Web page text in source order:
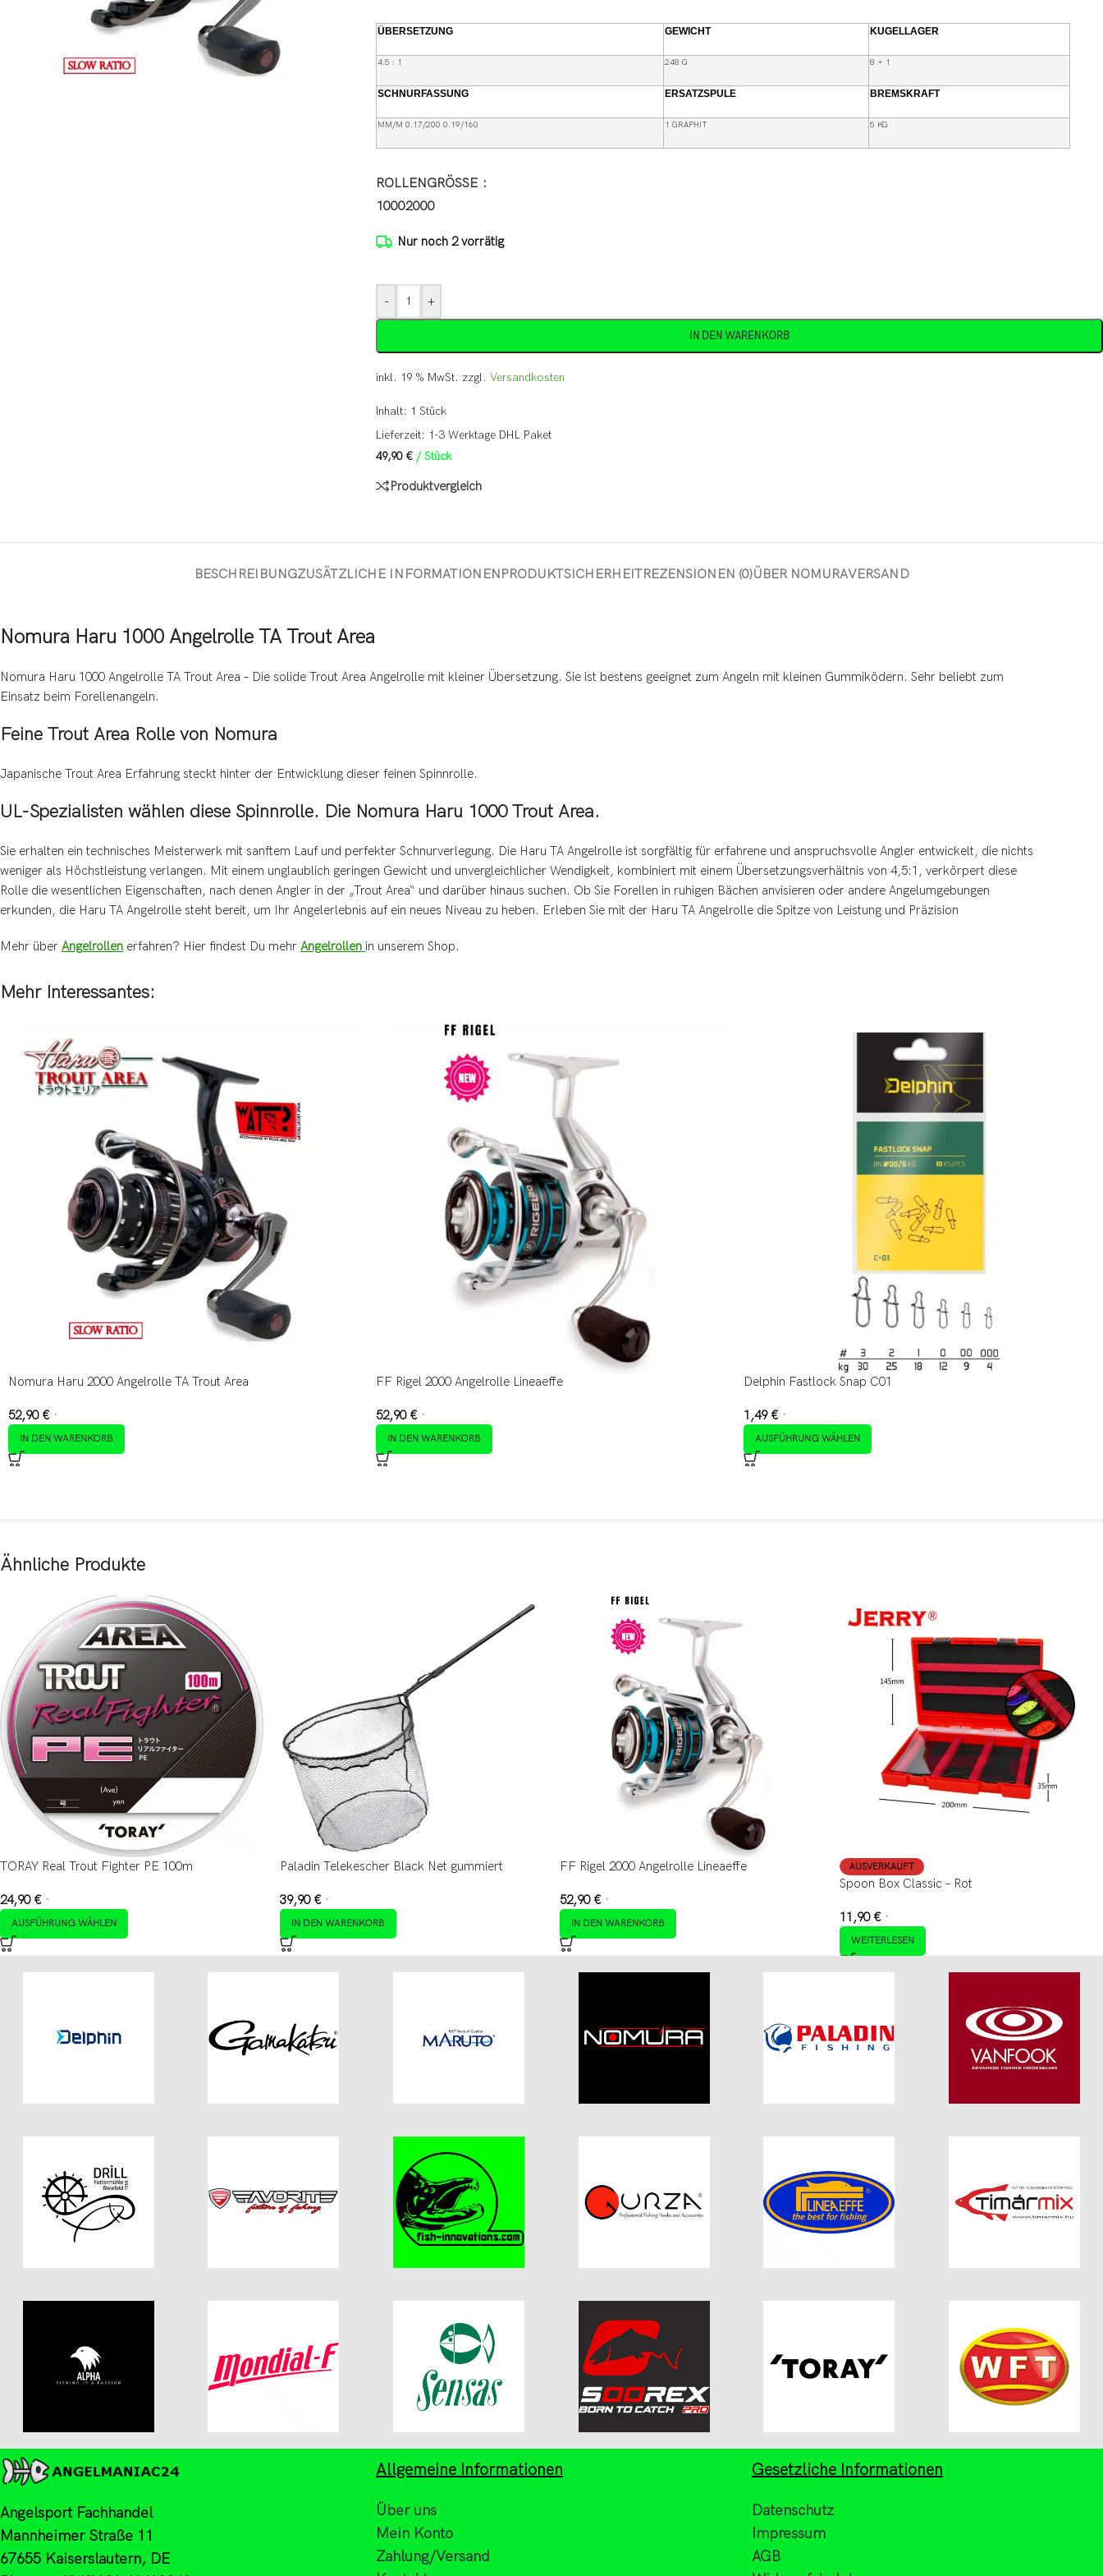
ÜBERSETZUNG GEWICHT KUGELLAGER
4.5 : 1 248 G 8 + 1
SCHNURFASSUNG ERSATZSPULE BREMSKRAFT
MM/M 0.17/200 0.19/160 1 GRAPHIT 5 KG
ROLLENGRÖSSE
10002000
Nur noch 2 vorrätig
- +
IN DEN WARENKORB
inkl. 19 % MwSt. zzgl. Versandkosten
Inhalt: 1 Stück
Lieferzeit: 1-3 Werktage DHL Paket
49,90 € / Stück
Produktvergleich
BESCHREIBUNGZUSÄTZLICHE INFORMATIONENPRODUKTSICHERHEITREZENSIONEN (0)ÜBER NOMURAVERSAND
Nomura Haru 1000 Angelrolle TA Trout Area
Nomura Haru 1000 Angelrolle TA Trout Area – Die solide Trout Area Angelrolle mit kleiner Übersetzung. Sie ist bestens geeignet zum Angeln mit kleinen Gummiködern. Sehr beliebt zum
Einsatz beim Forellenangeln.
Feine Trout Area Rolle von Nomura
Japanische Trout Area Erfahrung steckt hinter der Entwicklung dieser feinen Spinnrolle.
UL-Spezialisten wählen diese Spinnrolle. Die Nomura Haru 1000 Trout Area.
Sie erhalten ein technisches Meisterwerk mit sanftem Lauf und perfekter Schnurverlegung. Die Haru TA Angelrolle ist sorgfältig für erfahrene und anspruchsvolle Angler entwickelt, die nichts
weniger als Höchstleistung verlangen. Mit einem unglaublich geringen Gewicht und unvergleichlicher Wendigkeit, kombiniert mit einem Übersetzungsverhältnis von 4,5:1, verkörpert diese
Rolle die wesentlichen Eigenschaften, nach denen Angler in der „Trout Area“ und darüber hinaus suchen. Ob Sie Forellen in ruhigen Bächen anvisieren oder andere Angelumgebungen
erkunden, die Haru TA Angelrolle steht bereit, um Ihr Angelerlebnis auf ein neues Niveau zu heben. Erleben Sie mit der Haru TA Angelrolle die Spitze von Leistung und Präzision
Mehr über Angelrollen erfahren? Hier findest Du mehr Angelrollen in unserem Shop.
Mehr Interessantes:
Nomura Haru 2000 Angelrolle TA Trout Area
52,90 € *
IN DEN WARENKORB
FF Rigel 2000 Angelrolle Lineaeffe
52,90 € *
IN DEN WARENKORB
Delphin Fastlock Snap C01
1,49 € *
AUSFÜHRUNG WÄHLEN
Ähnliche Produkte
TORAY Real Trout Fighter PE 100m
24,90 € *
AUSFÜHRUNG WÄHLEN
Paladin Telekescher Black Net gummiert
39,90 € *
IN DEN WARENKORB
FF Rigel 2000 Angelrolle Lineaeffe
52,90 € *
IN DEN WARENKORB
AUSVERKAUFT
Spoon Box Classic – Rot
11,90 € *
WEITERLESEN
Angelsport Fachhandel
Mannheimer Straße 11
67655 Kaiserslautern, DE
Allgemeine Informationen
Über uns
Mein Konto
Zahlung/Versand
Gesetzliche Informationen
Datenschutz
Impressum
AGB